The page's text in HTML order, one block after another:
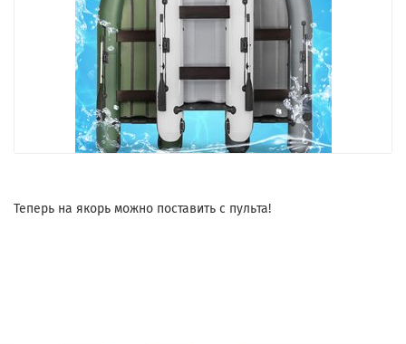
Теперь на якорь можно поставить с пульта!